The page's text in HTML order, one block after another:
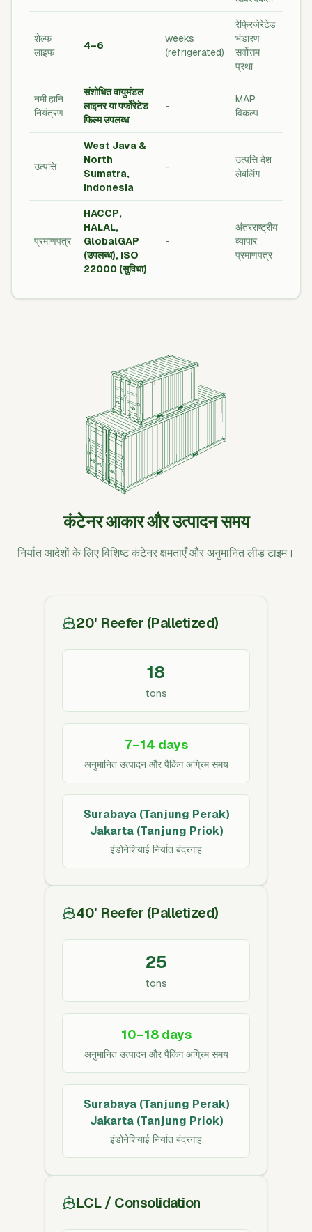
शेल्फ
लाइफ
4–6
weeks
(refrigerated)
रेफ्रिजेरेटेड
भंडारण
सर्वोत्तम
प्रथा
नमी हानि
नियंत्रण
संशोधित वायुमंडल
लाइनर या पर्फोरेटेड
फिल्म उपलब्ध
-
MAP
विकल्प
उत्पत्ति
West Java &
North
Sumatra,
Indonesia
-
उत्पत्ति देश
लेबलिंग
प्रमाणपत्र
HACCP,
HALAL,
GlobalGAP
(उपलब्ध), ISO
22000 (सुविधा)
-
अंतरराष्ट्रीय
व्यापार
प्रमाणपत्र
कंटेनर आकार और उत्पादन समय
निर्यात आदेशों के लिए विशिष्ट कंटेनर क्षमताएँ और अनुमानित लीड टाइम।
20' Reefer (Palletized)
18
tons
7–14 days
अनुमानित उत्पादन और पैकिंग अग्रिम समय
Surabaya (Tanjung Perak)
Jakarta (Tanjung Priok)
इंडोनेशियाई निर्यात बंदरगाह
40' Reefer (Palletized)
25
tons
10–18 days
अनुमानित उत्पादन और पैकिंग अग्रिम समय
Surabaya (Tanjung Perak)
Jakarta (Tanjung Priok)
इंडोनेशियाई निर्यात बंदरगाह
LCL / Consolidation